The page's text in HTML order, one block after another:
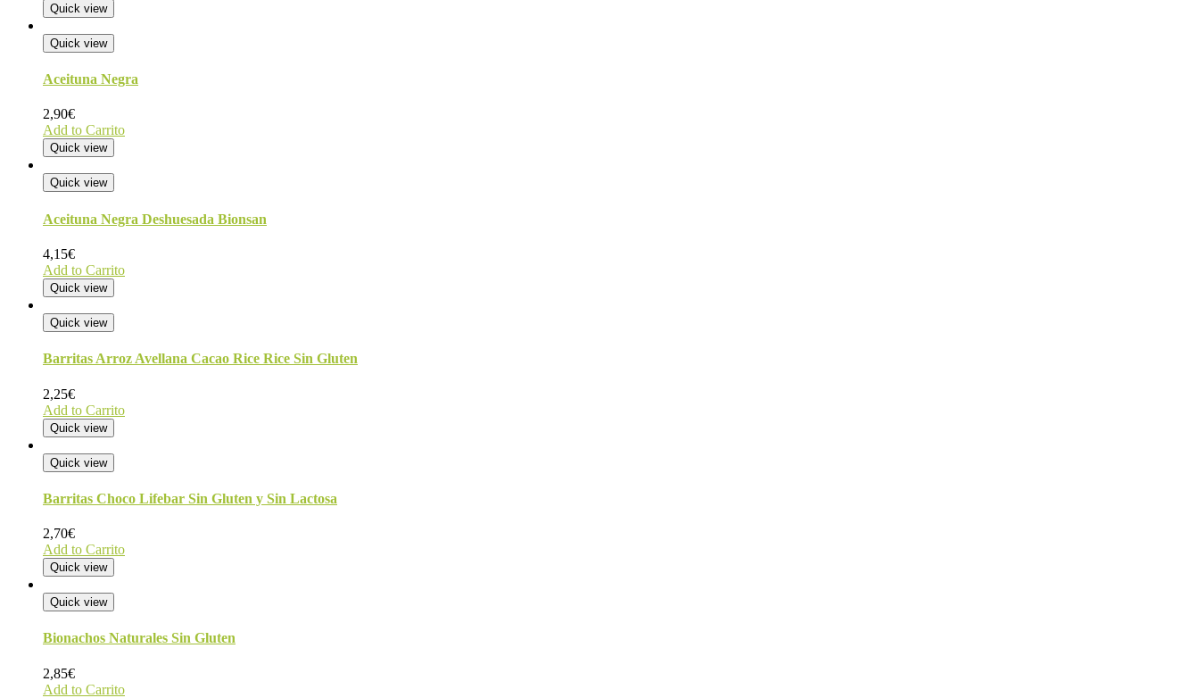
Quick view
Quick view
Aceituna Negra
2,90€
Add to Carrito
Quick view
Quick view
Aceituna Negra Deshuesada Bionsan
4,15€
Add to Carrito
Quick view
Quick view
Barritas Arroz Avellana Cacao Rice Rice Sin Gluten
2,25€
Add to Carrito
Quick view
Quick view
Barritas Choco Lifebar Sin Gluten y Sin Lactosa
2,70€
Add to Carrito
Quick view
Quick view
Bionachos Naturales Sin Gluten
2,85€
Add to Carrito